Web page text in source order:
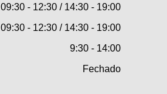
09:30 - 12:30 / 14:30 - 19:00
09:30 - 12:30 / 14:30 - 19:00
9:30 - 14:00
Fechado